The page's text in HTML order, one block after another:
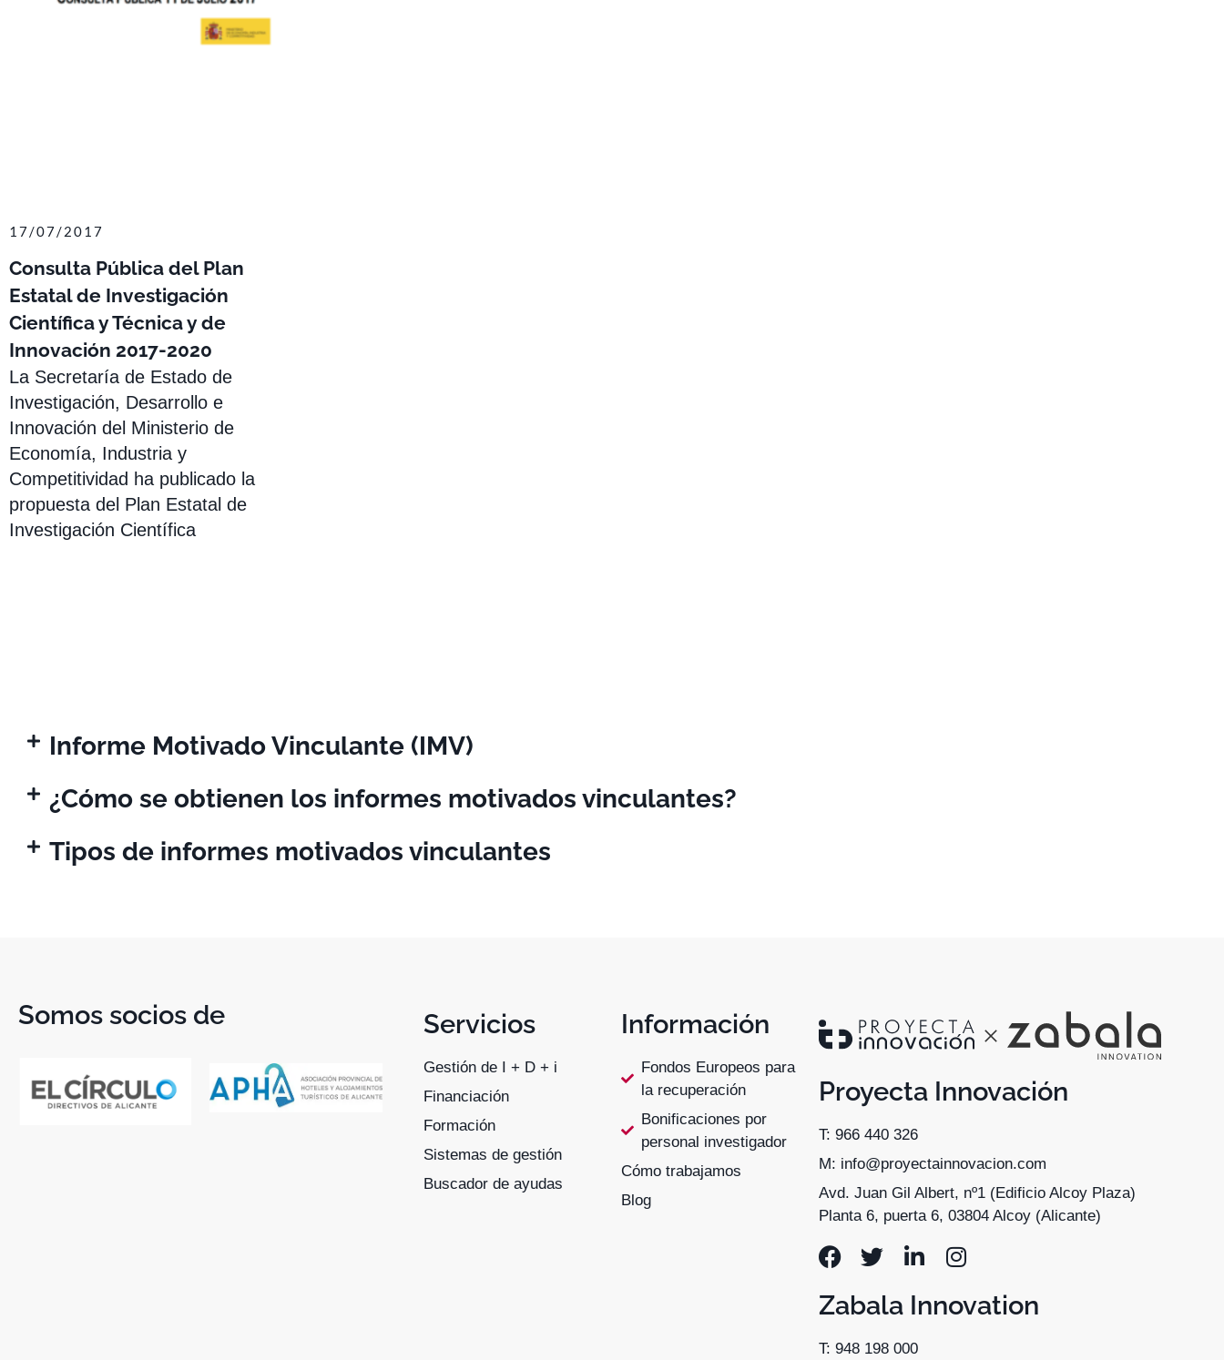
Consulta Pública del Plan
Estatal de Investigación
Científica y Técnica y de
Innovación 2017-2020
17/07/2017
La Secretaría de Estado de
Investigación, Desarrollo e
Innovación del Ministerio de
Economía, Industria y
Competitividad ha publicado la
propuesta del Plan Estatal de
Investigación Científica
Informe Motivado Vinculante (IMV)
¿Cómo se obtienen los informes motivados vinculantes?
Tipos de informes motivados vinculantes
Somos socios de Servicios
Gestión de I + D + i
Financiación
Formación
Sistemas de gestión
Buscador de ayudas
Información
Fondos Europeos para
la recuperación
Bonificaciones por
personal investigador
Cómo trabajamos
Blog
Proyecta Innovación
T: 966 440 326
M: info@proyectainnovacion.com
Avd. Juan Gil Albert, nº1 (Edificio Alcoy Plaza)
Planta 6, puerta 6, 03804 Alcoy (Alicante)
Zabala Innovation
T: 948 198 000